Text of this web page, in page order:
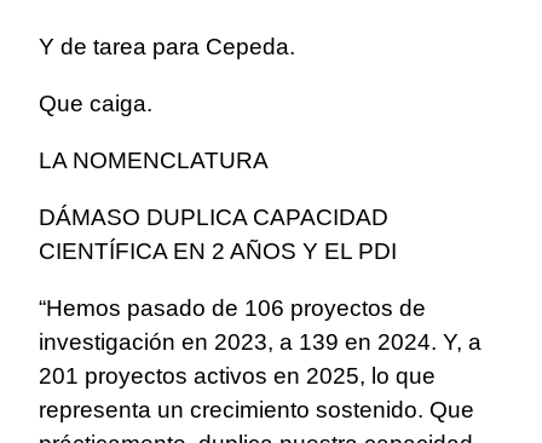
Y de tarea para Cepeda.
Que caiga.
LA NOMENCLATURA
DÁMASO DUPLICA CAPACIDAD
CIENTÍFICA EN 2 AÑOS Y EL PDI
“Hemos pasado de 106 proyectos de
investigación en 2023, a 139 en 2024. Y, a
201 proyectos activos en 2025, lo que
representa un crecimiento sostenido. Que